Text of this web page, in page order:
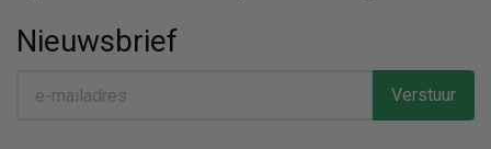
Nieuwsbrief
Verstuur